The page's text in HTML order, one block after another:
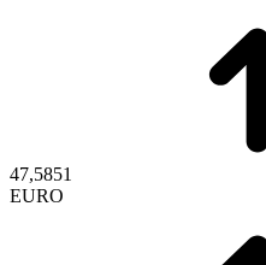
47,5851
EURO